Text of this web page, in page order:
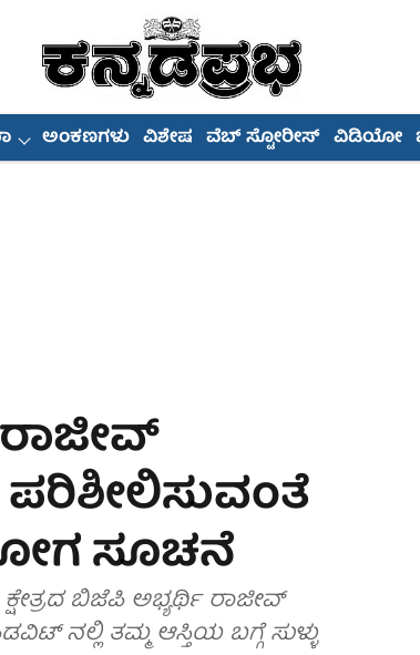
ಅಂಕಣಗಳು ವಿಶೇಷ ವೆಬ್ ಸ್ಟೋರೀಸ್ ವಿಡಿಯೋ
ಸೂಚನೆ
ಬಿಜೆಪಿ ಅಭ್ಯರ್ಥಿ ರಾಜೀವ್‌
ನಲ್ಲಿ ತಮ್ಮ ಆಸ್ತಿಯ ಬಗ್ಗೆ ಸುಳ್ಳು